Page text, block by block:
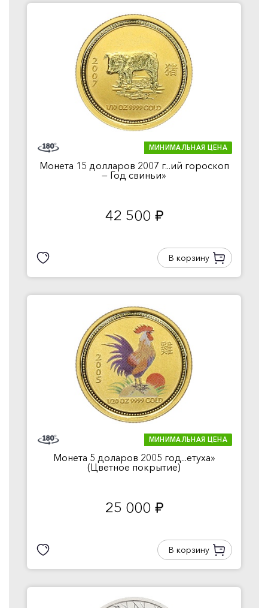
МИНИМАЛЬНАЯ ЦЕНА
Монета 15 долларов 2007 г...ий гороскоп
— Год свиньи»
42 500 руб.
В корзину
МИНИМАЛЬНАЯ ЦЕНА
Монета 5 доларов 2005 год...етуха»
(Цветное покрытие)
25 000 руб.
В корзину